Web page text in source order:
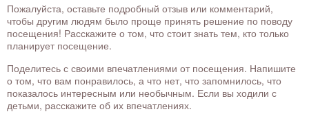
Пожалуйста, оставьте подробный отзыв или комментарий,
чтобы другим людям было проще принять решение по поводу
посещения! Расскажите о том, что стоит знать тем, кто только
планирует посещение.
Поделитесь с своими впечатлениями от посещения. Напишите
о том, что вам понравилось, а что нет, что запомнилось, что
показалось интересным или необычным. Если вы ходили с
детьми, расскажите об их впечатлениях.